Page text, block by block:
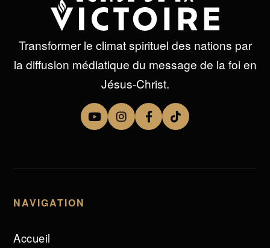
Transformer le climat spirituel des nations par
la diffusion médiatique du message de la foi en
Jésus-Christ.
NAVIGATION
Accueil